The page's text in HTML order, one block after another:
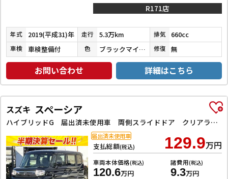
R171店
年式 2019(平成31)年 走行 5.3万km 排気 660cc
車検 車検整備付 色 ブラックマイカメタリック 修復 無
お問い合わせ 詳細はこちら
スズキ スペーシア
ハイブリッドG 届出済未使用車 両側スライドドア クリアランスソナー レーンアシスト 衝突被害軽減システム オートライト LEDヘッドランプ スマートキー アイドリングストップ 電動格納ミラー ベンチシート CVT
支払総額(税込) 129.9万円
車両本体価格(税込)
120.6万円
諸費用(税込)
9.3万円
届出済未使用車